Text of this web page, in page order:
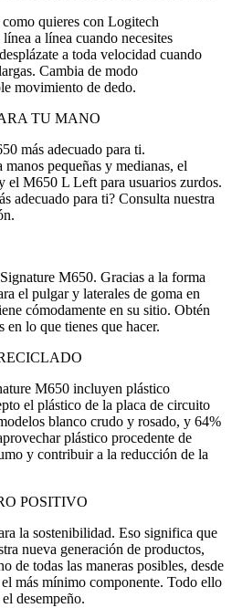
quieres con Logitech
a línea cuando necesites
a toda velocidad cuando
Cambia de modo
movimiento de dedo.
TU MANO
más adecuado para ti.
pequeñas y medianas, el
el M650 L Left para usuarios zurdos.
adecuado para ti? Consulta nuestra
M650. Gracias a la forma
el pulgar y laterales de goma en
cómodamente en su sitio. Obtén
en lo que tienes que hacer.
M650 incluyen plástico
el plástico de la placa de circuito
blanco crudo y rosado, y 64%
plástico procedente de
y contribuir a la reducción de la
POSITIVO
la sostenibilidad. Eso significa que
nueva generación de productos,
de todas las maneras posibles, desde
más mínimo componente. Todo ello
desempeño.